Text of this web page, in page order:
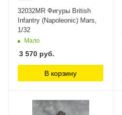
32032MR Фигуры British
Infantry (Napoleonic) Mars,
1/32
Мало
3 570 руб.
В корзину